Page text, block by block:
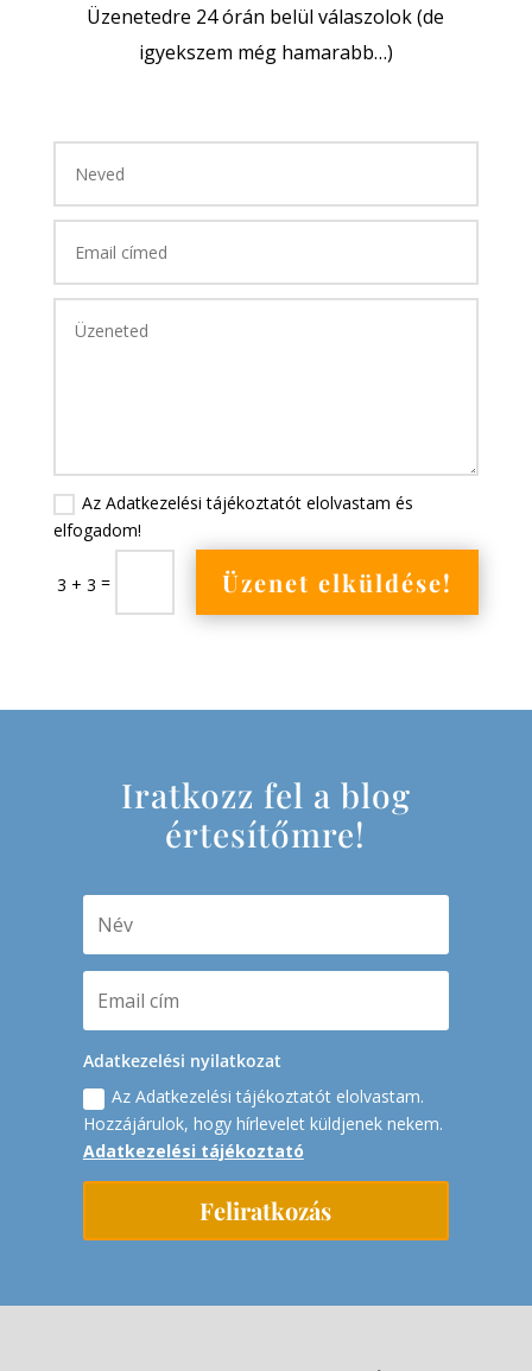
Üzenetedre 24 órán belül válaszolok (de
igyekszem még hamarabb…)
Az Adatkezelési tájékoztatót elolvastam és
elfogadom!
3 + 3 = Üzenet elküldése!
Iratkozz fel a blog
értesítőmre!
Adatkezelési nyilatkozat
Az Adatkezelési tájékoztatót elolvastam.
Hozzájárulok, hogy hírlevelet küldjenek nekem.
Adatkezelési tájékoztató
Feliratkozás